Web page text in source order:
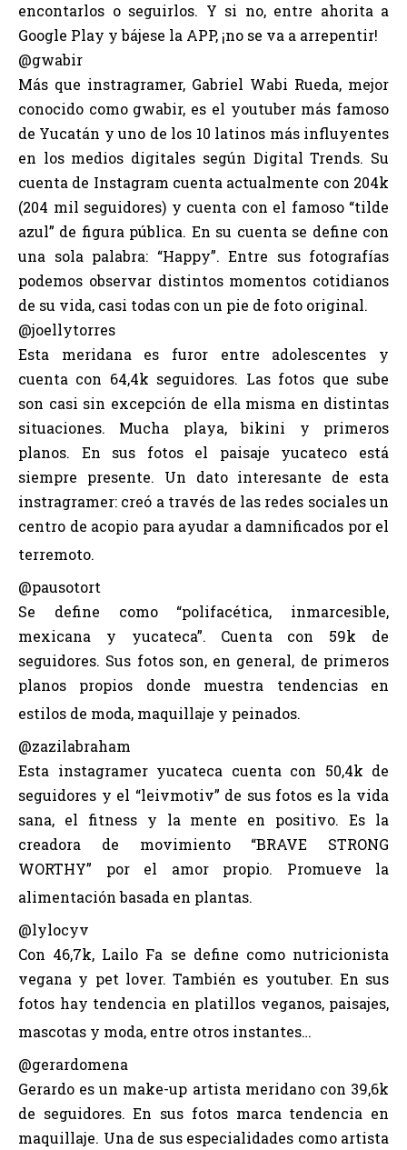
encontarlos o seguirlos. Y si no, entre ahorita a
Google Play y bájese la APP, ¡no se va a arrepentir!
@gwabir
Más que instragramer, Gabriel Wabi Rueda, mejor
conocido como gwabir, es el youtuber más famoso
de Yucatán y uno de los 10 latinos más influyentes
en los medios digitales según Digital Trends. Su
cuenta de Instagram cuenta actualmente con 204k
(204 mil seguidores) y cuenta con el famoso “tilde
azul” de figura pública. En su cuenta se define con
una sola palabra: “Happy”. Entre sus fotografías
podemos observar distintos momentos cotidianos
de su vida, casi todas con un pie de foto original.
@joellytorres
Esta meridana es furor entre adolescentes y
cuenta con 64,4k seguidores. Las fotos que sube
son casi sin excepción de ella misma en distintas
situaciones. Mucha playa, bikini y primeros
planos. En sus fotos el paisaje yucateco está
siempre presente. Un dato interesante de esta
instragramer: creó a través de las redes sociales un
centro de acopio para ayudar a damnificados por el
terremoto.
@pausotort
Se define como “polifacética, inmarcesible,
mexicana y yucateca”. Cuenta con 59k de
seguidores. Sus fotos son, en general, de primeros
planos propios donde muestra tendencias en
estilos de moda, maquillaje y peinados.
@zazilabraham
Esta instagramer yucateca cuenta con 50,4k de
seguidores y el “leivmotiv” de sus fotos es la vida
sana, el fitness y la mente en positivo. Es la
creadora de movimiento “BRAVE STRONG
WORTHY” por el amor propio. Promueve la
alimentación basada en plantas.
@lylocyv
Con 46,7k, Lailo Fa se define como nutricionista
vegana y pet lover. También es youtuber. En sus
fotos hay tendencia en platillos veganos, paisajes,
mascotas y moda, entre otros instantes…
@gerardomena
Gerardo es un make-up artista meridano con 39,6k
de seguidores. En sus fotos marca tendencia en
maquillaje. Una de sus especialidades como artista